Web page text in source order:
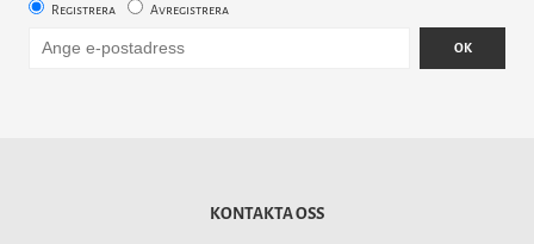
Registrera Avregistrera
OK
KONTAKTA OSS